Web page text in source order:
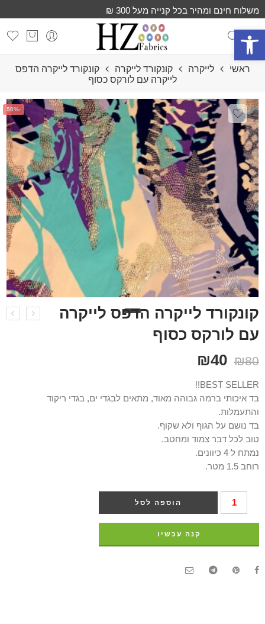
פתח סרגל נגישות
משלוח חינם ומהיר בכל קנייה מעל 300 ₪
ראשי לייקרה קונקורד לייקרה
קונקורד לייקרה הדפס
לייקרה עם לורקס כסוף
-50%
קונקורד לייקרה הדפס לייקרה
עם לורקס כסוף
₪80
₪40
BEST SELLER!!
בד איכותי ברמה גבוהה מאוד, מתאים לבגדי ים, בגדי ריקוד
והתעמלות.
בד נושם על הגוף ולא שקוף.
טוב לכל דבר צמוד ומחטב.
נמתח ל 4 כיוונים.
רוחב 1.5 מטר.
הוספה לסל
קנה עכשיו